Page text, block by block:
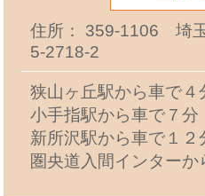
住所： 359-1106 埼
5-2718-2
狭山ヶ丘駅から車で４
小手指駅から車で７分
新所沢駅から車で１２
圏央道入間インターか